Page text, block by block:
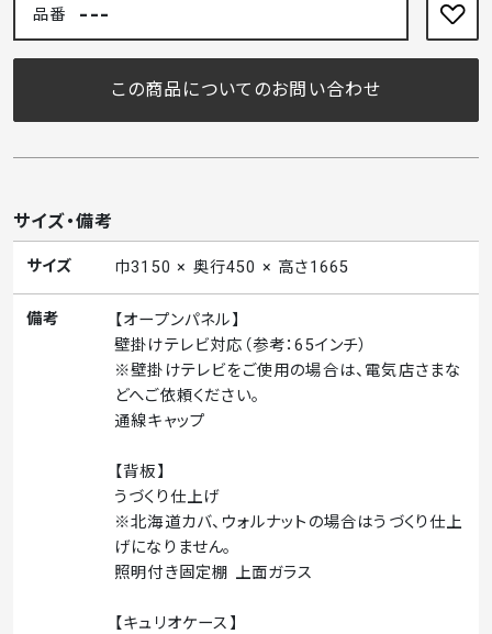
品番 ---
この商品についてのお問い合わせ
サイズ・備考
サイズ 巾3150 × 奥行450 × 高さ1665
備考
【オープンパネル】
壁掛けテレビ対応（参考：65インチ）
※壁掛けテレビをご使用の場合は、電気店さまな
どへご依頼ください。
通線キャップ
【背板】
うづくり仕上げ
※北海道カバ、ウォルナットの場合はうづくり仕上
げになりません。
照明付き固定棚 上面ガラス
【キュリオケース】